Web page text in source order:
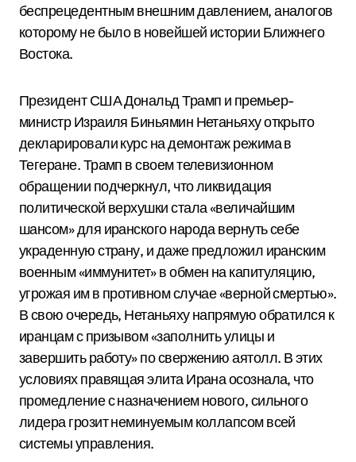
беспрецедентным внешним давлением, аналогов
которому не было в новейшей истории Ближнего
Востока.
Президент США Дональд Трамп и премьер-
министр Израиля Биньямин Нетаньяху открыто
декларировали курс на демонтаж режима в
Тегеране.Трамп в своем телевизионном
обращении подчеркнул, что ликвидация
политической верхушки стала «величайшим
шансом» для иранского народа вернуть себе
украденную страну, и даже предложил иранским
военным «иммунитет» в обмен на капитуляцию,
угрожая им в противном случае «верной смертью».
В свою очередь, Нетаньяху напрямую обратился к
иранцам с призывом «заполнить улицы и
завершить работу» по свержению аятолл. В этих
условиях правящая элита Ирана осознала, что
промедление с назначением нового, сильного
лидера грозит неминуемым коллапсом всей
системы управления.